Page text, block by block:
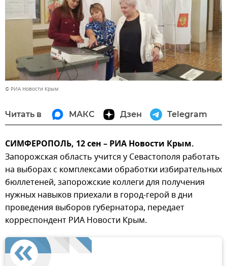
© РИА Новости Крым
Читать в МАКС Дзен Telegram
СИМФЕРОПОЛЬ, 12 сен – РИА Новости Крым.
Запорожская область учится у Севастополя работать
на выборах с комплексами обработки избирательных
бюллетеней, запорожские коллеги для получения
нужных навыков приехали в город-герой в дни
проведения выборов губернатора, передает
корреспондент РИА Новости Крым.